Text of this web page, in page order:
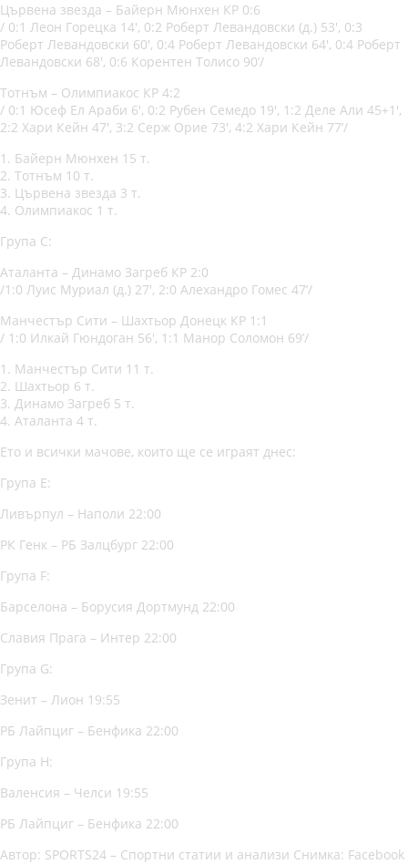
Цървена звезда – Байерн Мюнхен КР 0:6
/ 0:1 Леон Горецка 14′, 0:2 Роберт Левандовски (д.) 53′, 0:3
Роберт Левандовски 60′, 0:4 Роберт Левандовски 64′, 0:4 Роберт
Левандовски 68′, 0:6 Корентен Толисо 90’/
Тотнъм – Олимпиакос КР 4:2
/ 0:1 Юсеф Ел Араби 6′, 0:2 Рубен Семедо 19′, 1:2 Деле Али 45+1′,
2:2 Хари Кейн 47′, 3:2 Серж Орие 73′, 4:2 Хари Кейн 77’/
1. Байерн Мюнхен 15 т.
2. Тотнъм 10 т.
3. Цървена звезда 3 т.
4. Олимпиакос 1 т.
Група С:
Аталанта – Динамо Загреб КР 2:0
/1:0 Луис Муриал (д.) 27′, 2:0 Алехандро Гомес 47’/
Манчестър Сити – Шахтьор Донецк КР 1:1
/ 1:0 Илкай Гюндоган 56′, 1:1 Манор Соломон 69’/
1. Манчестър Сити 11 т.
2. Шахтьор 6 т.
3. Динамо Загреб 5 т.
4. Аталанта 4 т.
Ето и всички мачове, които ще се играят днес:
Група Е:
Ливърпул – Наполи 22:00
РК Генк – РБ Залцбург 22:00
Група F:
Барселона – Борусия Дортмунд 22:00
Славия Прага – Интер 22:00
Група G:
Зенит – Лион 19:55
РБ Лайпциг – Бенфика 22:00
Група Н:
Валенсия – Челси 19:55
РБ Лайпциг – Бенфика 22:00
Автор: SPORTS24 – Спортни статии и анализи Снимка: Facebook